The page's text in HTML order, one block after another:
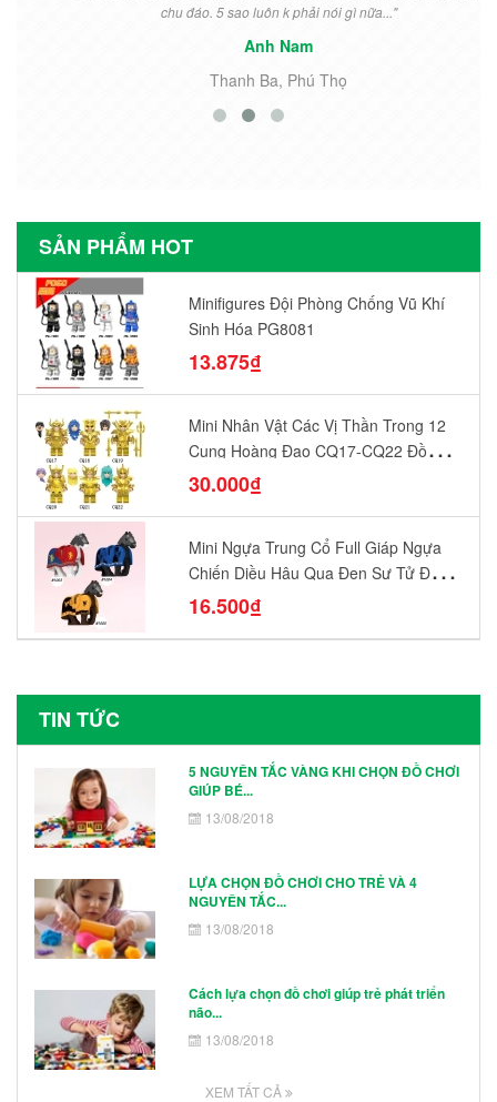
chu đáo. 5 sao luôn k phải nói gì nữa..."
Anh Nam
Thanh Ba, Phú Thọ
SẢN PHẨM HOT
Minifigures Đội Phòng Chống Vũ Khí
Sinh Hóa PG8081
13.875₫
Mini Nhân Vật Các Vị Thần Trong 12
Cung Hoàng Đạo CQ17-CQ22 Đồ
Chơi Lắp Ráp Mô Hình Yêu Thích
30.000₫
Mini Ngựa Trung Cổ Full Giáp Ngựa
Chiến Diều Hâu Quạ Đen Sư Tử Đỏ
N1003 - N1005 Đồ Chơi Lắp Ráp Mô
Hình Nhân Vật
16.500₫
TIN TỨC
5 NGUYÊN TẮC VÀNG KHI CHỌN ĐỒ CHƠI
GIÚP BÉ...
13/08/2018
LỰA CHỌN ĐỒ CHƠI CHO TRẺ VÀ 4
NGUYÊN TẮC...
13/08/2018
Cách lựa chọn đồ chơi giúp trẻ phát triển
não...
13/08/2018
XEM TẤT CẢ